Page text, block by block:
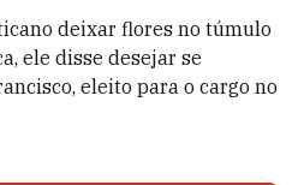
deixar flores no túmulo
ele disse desejar se
eleito para o cargo no